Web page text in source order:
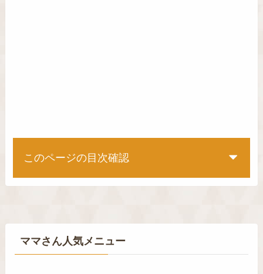
このページの目次確認
ママさん人気メニュー